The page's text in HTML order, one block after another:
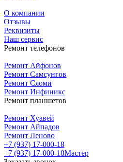
О компании
Отзывы
Реквизиты
Наш сервис
Ремонт телефонов
Ремонт Айфонов
Ремонт Самсунгов
Ремонт Сяоми
Ремонт Инфиникс
Ремонт планшетов
Ремонт Хуавей
Ремонт Айпадов
Ремонт Леново
+7 (937) 17-000-18
+7 (937) 17-000-18Мастер